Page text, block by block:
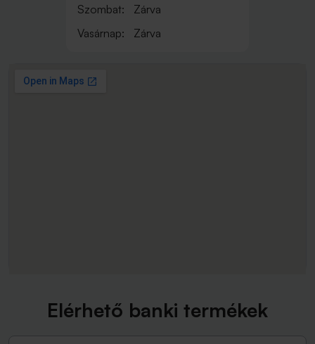
Szombat:
Zárva
Vasárnap:
Zárva
Elérhető banki termékek